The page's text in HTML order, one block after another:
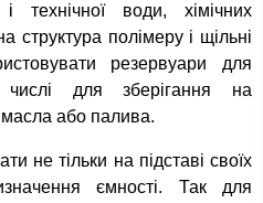
технічної води, хімічних
структура полімеру і щільні
резервуари для
для зберігання на
або палива.
не тільки на підставі своїх
ємності. Так для